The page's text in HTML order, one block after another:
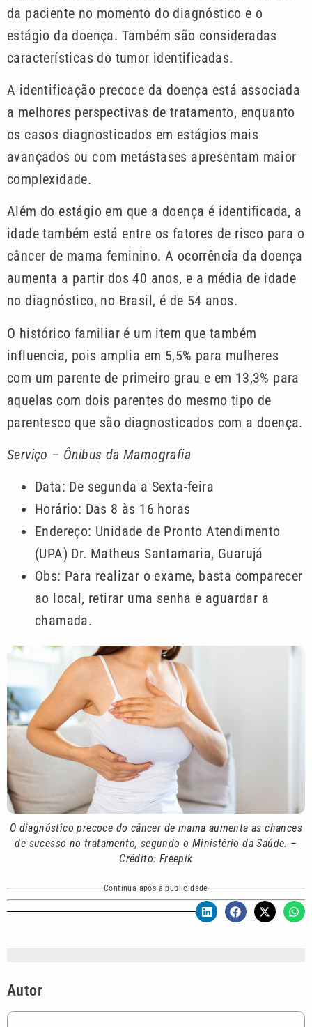
da paciente no momento do diagnóstico e o
estágio da doença. Também são consideradas
características do tumor identificadas.
A identificação precoce da doença está associada
a melhores perspectivas de tratamento, enquanto
os casos diagnosticados em estágios mais
avançados ou com metástases apresentam maior
complexidade.
Além do estágio em que a doença é identificada, a
idade também está entre os fatores de risco para o
câncer de mama feminino. A ocorrência da doença
aumenta a partir dos 40 anos, e a média de idade
no diagnóstico, no Brasil, é de 54 anos.
O histórico familiar é um item que também
influencia, pois amplia em 5,5% para mulheres
com um parente de primeiro grau e em 13,3% para
aquelas com dois parentes do mesmo tipo de
parentesco que são diagnosticados com a doença.
Serviço – Ônibus da Mamografia
Data: De segunda a Sexta-feira
Horário: Das 8 às 16 horas
Endereço: Unidade de Pronto Atendimento
(UPA) Dr. Matheus Santamaria, Guarujá
Obs: Para realizar o exame, basta comparecer
ao local, retirar uma senha e aguardar a
chamada.
O diagnóstico precoce do câncer de mama aumenta as chances
de sucesso no tratamento, segundo o Ministério da Saúde. –
Crédito: Freepik
Continua após a publicidade
Autor